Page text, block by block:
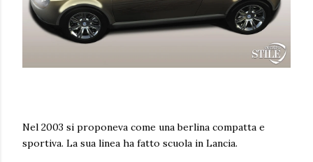
Nel 2003 si proponeva come una berlina compatta e
sportiva. La sua linea ha fatto scuola in Lancia.